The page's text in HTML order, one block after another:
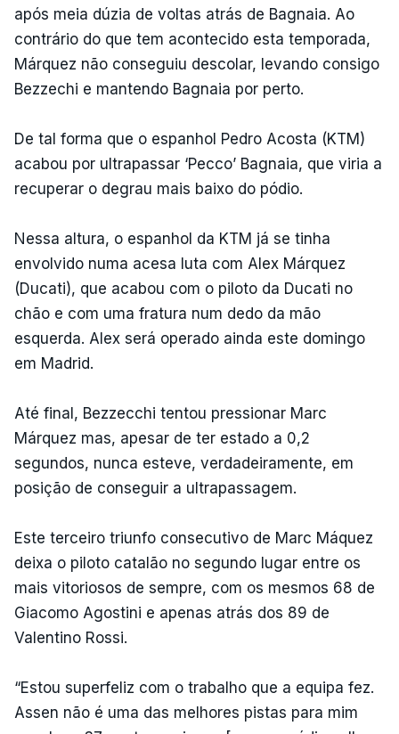
após meia dúzia de voltas atrás de Bagnaia. Ao
contrário do que tem acontecido esta temporada,
Márquez não conseguiu descolar, levando consigo
Bezzechi e mantendo Bagnaia por perto.
De tal forma que o espanhol Pedro Acosta (KTM)
acabou por ultrapassar ‘Pecco’ Bagnaia, que viria a
recuperar o degrau mais baixo do pódio.
Nessa altura, o espanhol da KTM já se tinha
envolvido numa acesa luta com Alex Márquez
(Ducati), que acabou com o piloto da Ducati no
chão e com uma fratura num dedo da mão
esquerda. Alex será operado ainda este domingo
em Madrid.
Até final, Bezzecchi tentou pressionar Marc
Márquez mas, apesar de ter estado a 0,2
segundos, nunca esteve, verdadeiramente, em
posição de conseguir a ultrapassagem.
Este terceiro triunfo consecutivo de Marc Máquez
deixa o piloto catalão no segundo lugar entre os
mais vitoriosos de sempre, com os mesmos 68 de
Giacomo Agostini e apenas atrás dos 89 de
Valentino Rossi.
“Estou superfeliz com o trabalho que a equipa fez.
Assen não é uma das melhores pistas para mim